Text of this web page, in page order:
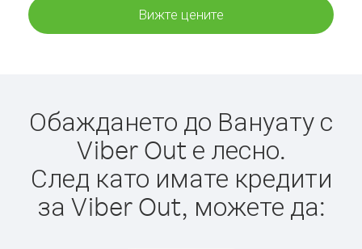
Вижте цените
Обаждането до Вануату с
Viber Out е лесно.
След като имате кредити
за Viber Out, можете да: